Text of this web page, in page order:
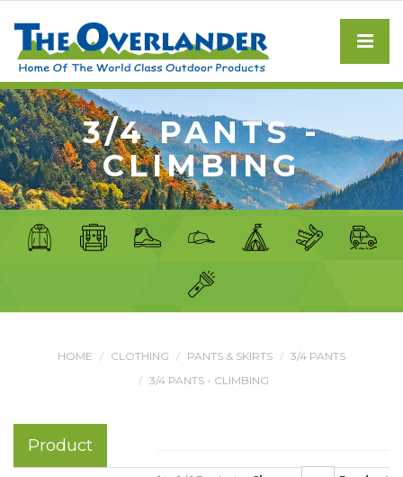
3/4 PANTS -
CLIMBING
HOME CLOTHING PANTS & SKIRTS
3/4 PANTS
3/4 PANTS - CLIMBING
Product